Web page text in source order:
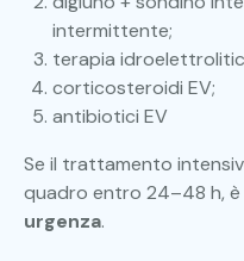
intermittente;
terapia
corticosteroidi EV;
antibiotici EV
Se il trattamento
quadro entro 24–48 h, è
urgenza.